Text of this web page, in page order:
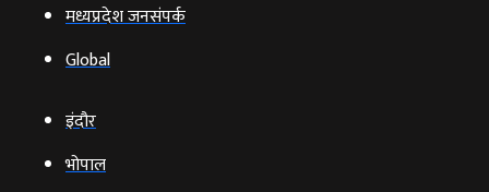
मध्यप्रदेश जनसंपर्क
Global
इंदौर
भोपाल